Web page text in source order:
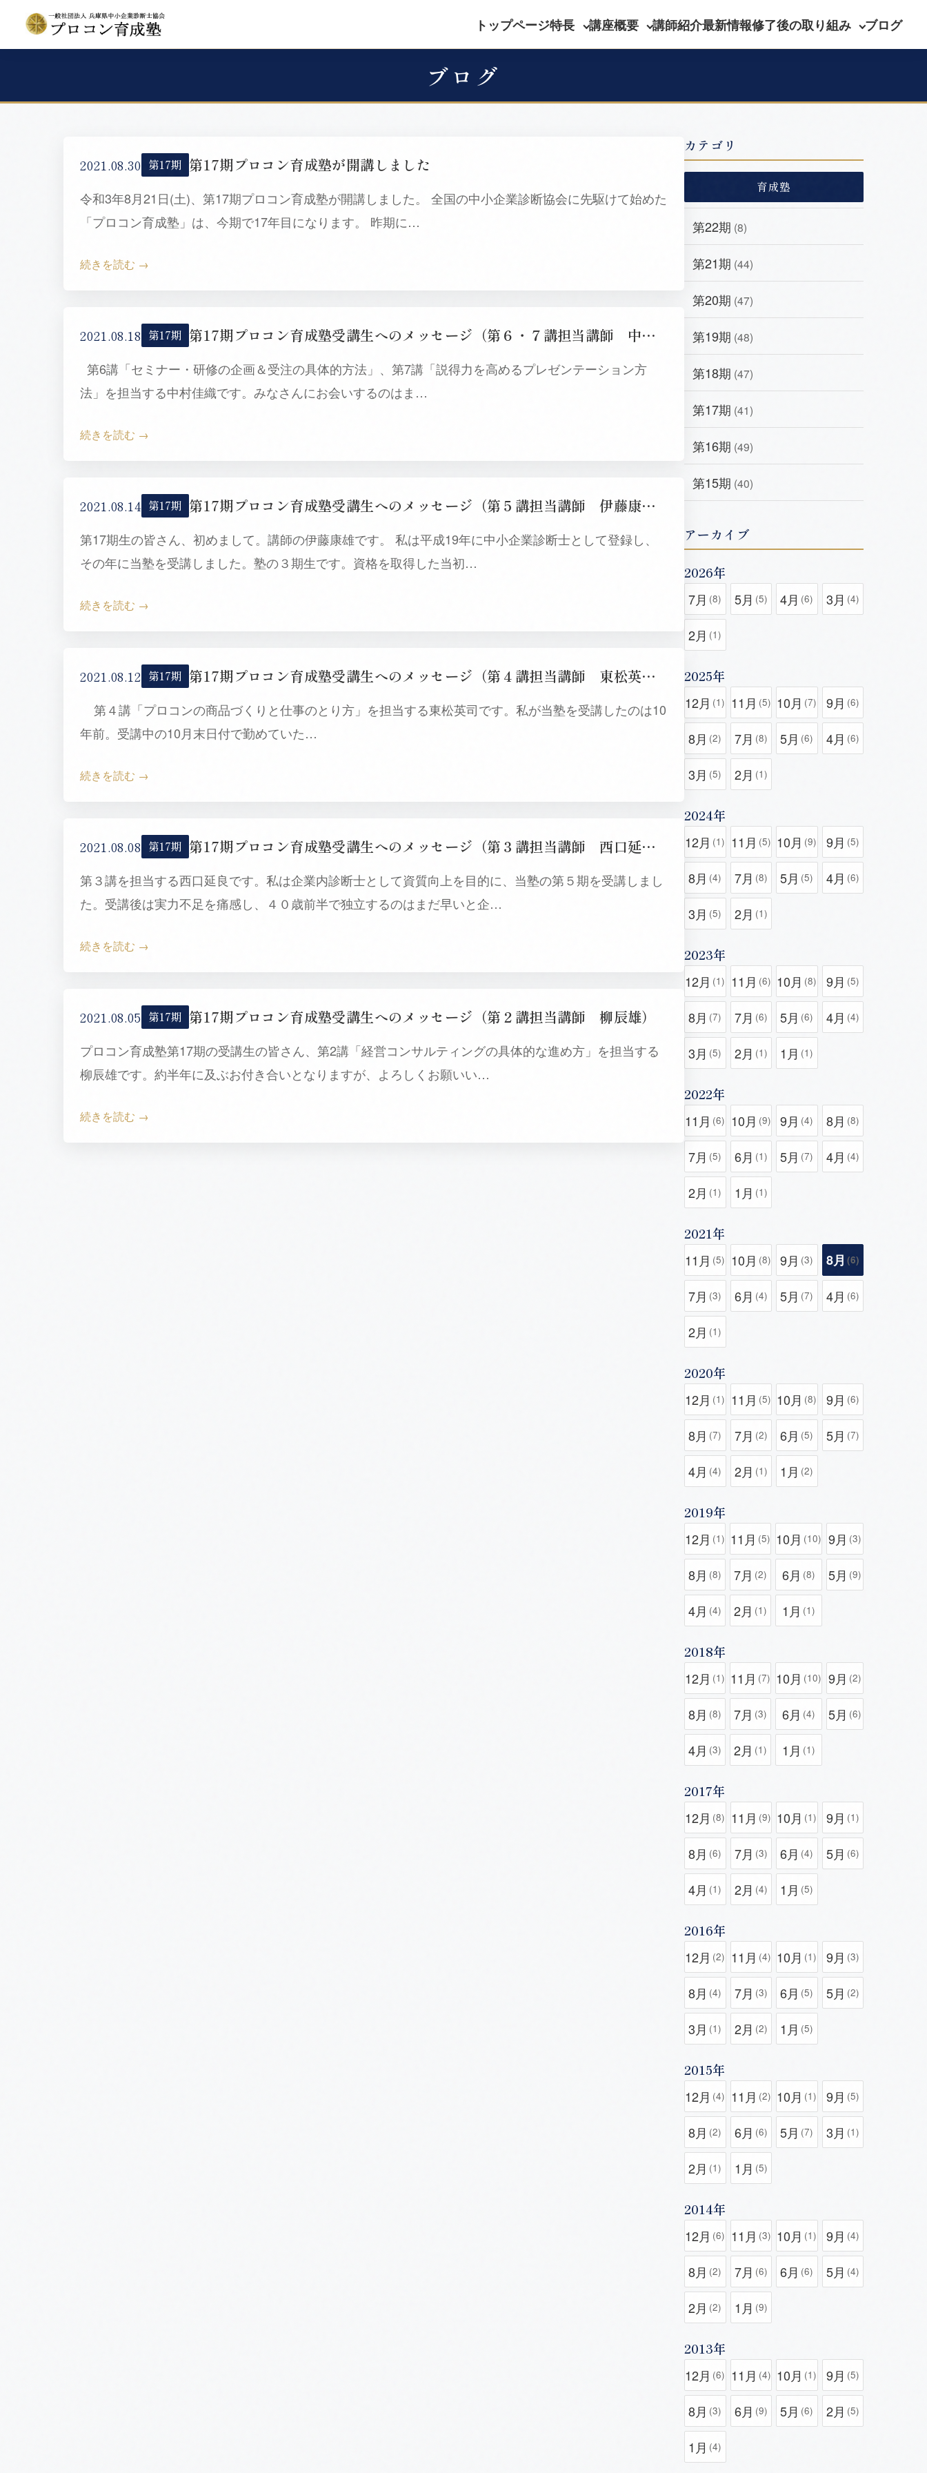
トップページ特長 講座概要 講師紹介最新情報修了後の取り組み ブログ
ブログ
2021.08.30 第17期 第17期プロコン育成塾が開講しました
令和3年8月21日(土)、第17期プロコン育成塾が開講しました。 全国の中小企業診断協会に先駆けて始めた
「プロコン育成塾」は、今期で17年目になります。 昨期に…
続きを読む
2021.08.18 第17期 第17期プロコン育成塾受講生へのメッセージ（第６・７講担当講師 中村佳織）
第6講「セミナー・研修の企画＆受注の具体的方法」、第7講「説得力を高めるプレゼンテーション方
法」を担当する中村佳織です。みなさんにお会いするのはま…
続きを読む
2021.08.14 第17期 第17期プロコン育成塾受講生へのメッセージ（第５講担当講師 伊藤康雄）
第17期生の皆さん、初めまして。講師の伊藤康雄です。 私は平成19年に中小企業診断士として登録し、
その年に当塾を受講しました。塾の３期生です。資格を取得した当初…
続きを読む
2021.08.12 第17期 第17期プロコン育成塾受講生へのメッセージ（第４講担当講師 東松英司）
第４講「プロコンの商品づくりと仕事のとり方」を担当する東松英司です。私が当塾を受講したのは10
年前。受講中の10月末日付で勤めていた…
続きを読む
2021.08.08 第17期 第17期プロコン育成塾受講生へのメッセージ（第３講担当講師 西口延良）
第３講を担当する西口延良です。私は企業内診断士として資質向上を目的に、当塾の第５期を受講しまし
た。受講後は実力不足を痛感し、４０歳前半で独立するのはまだ早いと企…
続きを読む
2021.08.05 第17期 第17期プロコン育成塾受講生へのメッセージ（第２講担当講師 柳辰雄）
プロコン育成塾第17期の受講生の皆さん、第2講「経営コンサルティングの具体的な進め方」を担当する
柳辰雄です。約半年に及ぶお付き合いとなりますが、よろしくお願いい…
続きを読む
カテゴリ
育成塾
第22期 (8)
第21期 (44)
第20期 (47)
第19期 (48)
第18期 (47)
第17期 (41)
第16期 (49)
第15期 (40)
アーカイブ
2026年
7月 (8) 5月 (5) 4月 (6) 3月 (4)
2月 (1)
2025年
12月 (1) 11月 (5) 10月 (7) 9月 (6)
8月 (2) 7月 (8) 5月 (6) 4月 (6)
3月 (5) 2月 (1)
2024年
12月 (1) 11月 (5) 10月 (9) 9月 (5)
8月 (4) 7月 (8) 5月 (5) 4月 (6)
3月 (5) 2月 (1)
2023年
12月 (1) 11月 (6) 10月 (8) 9月 (5)
8月 (7) 7月 (6) 5月 (6) 4月 (4)
3月 (5) 2月 (1) 1月 (1)
2022年
11月 (6) 10月 (9) 9月 (4) 8月 (8)
7月 (5) 6月 (1) 5月 (7) 4月 (4)
2月 (1) 1月 (1)
2021年
11月 (5) 10月 (8) 9月 (3) 8月 (6)
7月 (3) 6月 (4) 5月 (7) 4月 (6)
2月 (1)
2020年
12月 (1) 11月 (5) 10月 (8) 9月 (6)
8月 (7) 7月 (2) 6月 (5) 5月 (7)
4月 (4) 2月 (1) 1月 (2)
2019年
12月 (1) 11月 (5) 10月 (10) 9月 (3)
8月 (8) 7月 (2) 6月 (8) 5月 (9)
4月 (4) 2月 (1) 1月 (1)
2018年
12月 (1) 11月 (7) 10月 (10) 9月 (2)
8月 (8) 7月 (3) 6月 (4) 5月 (6)
4月 (3) 2月 (1) 1月 (1)
2017年
12月 (8) 11月 (9) 10月 (1) 9月 (1)
8月 (6) 7月 (3) 6月 (4) 5月 (6)
4月 (1) 2月 (4) 1月 (5)
2016年
12月 (2) 11月 (4) 10月 (1) 9月 (3)
8月 (4) 7月 (3) 6月 (5) 5月 (2)
3月 (1) 2月 (2) 1月 (5)
2015年
12月 (4) 11月 (2) 10月 (1) 9月 (5)
8月 (2) 6月 (6) 5月 (7) 3月 (1)
2月 (1) 1月 (5)
2014年
12月 (6) 11月 (3) 10月 (1) 9月 (4)
8月 (2) 7月 (6) 6月 (6) 5月 (4)
2月 (2) 1月 (9)
2013年
12月 (6) 11月 (4) 10月 (1) 9月 (5)
8月 (3) 6月 (9) 5月 (6) 2月 (5)
1月 (4)